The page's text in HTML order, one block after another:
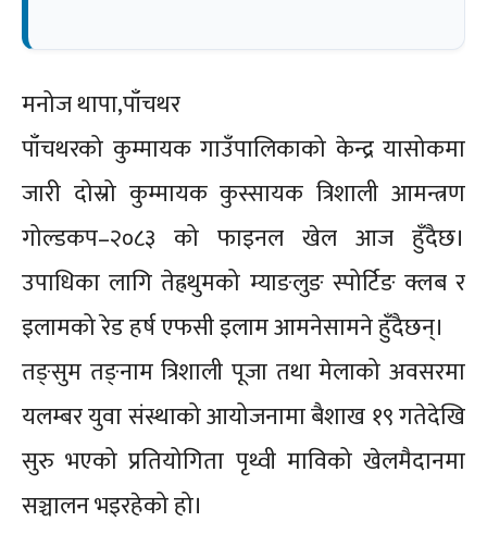
मनोज थापा,पाँचथर
पाँचथरको कुम्मायक गाउँपालिकाको केन्द्र यासोकमा
जारी दोस्रो कुम्मायक कुस्सायक त्रिशाली आमन्त्रण
गोल्डकप–२०८३ को फाइनल खेल आज हुँदैछ।
उपाधिका लागि तेह्रथुमको म्याङलुङ स्पोर्टिङ क्लब र
इलामको रेड हर्ष एफसी इलाम आमनेसामने हुँदैछन्।
तङ्सुम तङ्नाम त्रिशाली पूजा तथा मेलाको अवसरमा
यलम्बर युवा संस्थाको आयोजनामा बैशाख १९ गतेदेखि
सुरु भएको प्रतियोगिता पृथ्वी माविको खेलमैदानमा
सञ्चालन भइरहेको हो।